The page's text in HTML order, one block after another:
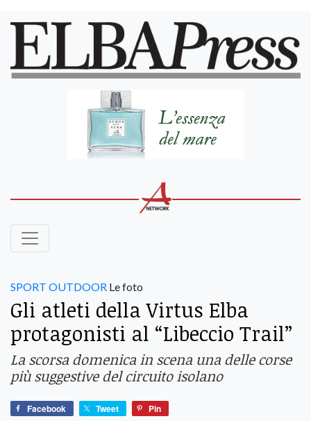
SPORT OUTDOOR Le foto
Gli atleti della Virtus Elba
protagonisti al “Libeccio Trail”
La scorsa domenica in scena una delle corse
più suggestive del circuito isolano
Facebook Tweet Pin